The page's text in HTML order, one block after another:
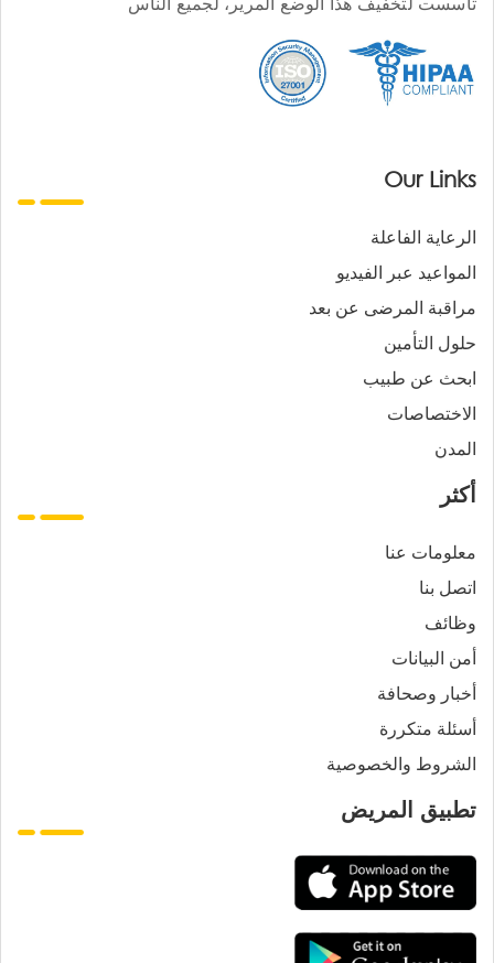
Our Links
الرعاية الفاعلة
المواعيد عبر الفيديو
مراقبة المرضى عن بعد
حلول التأمين
ابحث عن طبيب
الاختصاصات
المدن
أكثر
معلومات عنا
اتصل بنا
وظائف
أمن البيانات
أخبار وصحافة
أسئلة متكررة
الشروط والخصوصية
تطبيق المريض